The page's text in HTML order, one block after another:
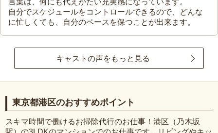
言葉は、何にも代えがたい充実感になっています。
自分でスケジュールをコントロールできるので、どんな
に忙しくても、自分のペースを保つことが出来ます。
キャストの声をもっと見る
東京都港区のおすすめポイント
スキマ時間で働けるお掃除代行のお仕事！港区（乃木坂